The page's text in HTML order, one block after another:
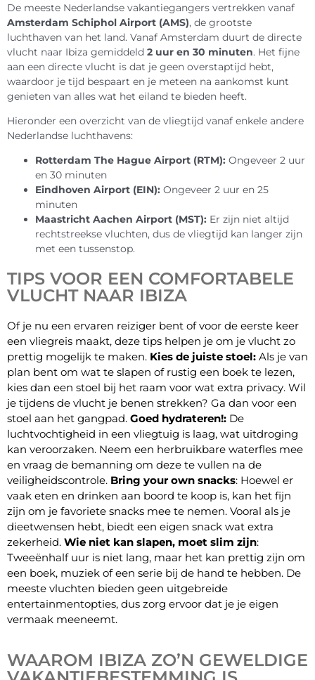
De meeste Nederlandse vakantiegangers vertrekken vanaf
Amsterdam Schiphol Airport (AMS), de grootste
luchthaven van het land. Vanaf Amsterdam duurt de directe
vlucht naar Ibiza gemiddeld 2 uur en 30 minuten. Het fijne
aan een directe vlucht is dat je geen overstaptijd hebt,
waardoor je tijd bespaart en je meteen na aankomst kunt
genieten van alles wat het eiland te bieden heeft.
Hieronder een overzicht van de vliegtijd vanaf enkele andere
Nederlandse luchthavens:
Rotterdam The Hague Airport (RTM): Ongeveer 2 uur
en 30 minuten
Eindhoven Airport (EIN): Ongeveer 2 uur en 25
minuten
Maastricht Aachen Airport (MST): Er zijn niet altijd
rechtstreekse vluchten, dus de vliegtijd kan langer zijn
met een tussenstop.
TIPS VOOR EEN COMFORTABELE
VLUCHT NAAR IBIZA
Of je nu een ervaren reiziger bent of voor de eerste keer
een vliegreis maakt, deze tips helpen je om je vlucht zo
prettig mogelijk te maken. Kies de juiste stoel: Als je van
plan bent om wat te slapen of rustig een boek te lezen,
kies dan een stoel bij het raam voor wat extra privacy. Wil
je tijdens de vlucht je benen strekken? Ga dan voor een
stoel aan het gangpad. Goed hydrateren!: De
luchtvochtigheid in een vliegtuig is laag, wat uitdroging
kan veroorzaken. Neem een herbruikbare waterfles mee
en vraag de bemanning om deze te vullen na de
veiligheidscontrole. Bring your own snacks: Hoewel er
vaak eten en drinken aan boord te koop is, kan het fijn
zijn om je favoriete snacks mee te nemen. Vooral als je
dieetwensen hebt, biedt een eigen snack wat extra
zekerheid. Wie niet kan slapen, moet slim zijn:
Tweeënhalf uur is niet lang, maar het kan prettig zijn om
een boek, muziek of een serie bij de hand te hebben. De
meeste vluchten bieden geen uitgebreide
entertainmentopties, dus zorg ervoor dat je je eigen
vermaak meeneemt.
WAAROM IBIZA ZO’N GEWELDIGE